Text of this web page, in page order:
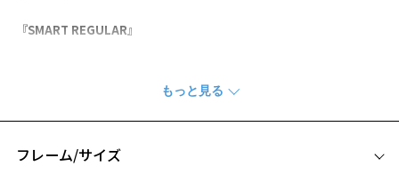
『SMART REGULAR』
重厚感ある見た目にメタルパーツを埋め込むことで立体感を生み出
【スタイリングポイント】
プライベートはもちろん、ビジネスシーンでも大活躍！
フレーム/サイズ